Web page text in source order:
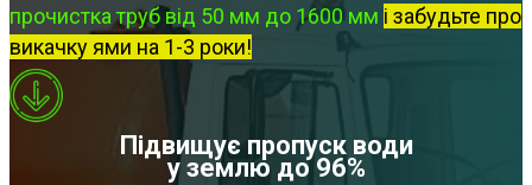
прочистка труб від 50 мм до 1600 мм і забудьте про
викачку ями на 1-3 роки!
Підвищує пропуск води
у землю до 96%